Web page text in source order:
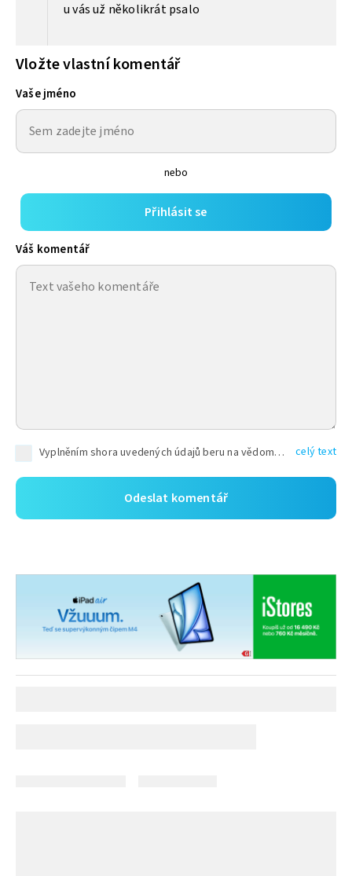
u vás už několikrát psalo
Vložte vlastní komentář
Vaše jméno
nebo
Přihlásit se
Váš komentář
Vyplněním shora uvedených údajů beru na vědomí, že společnost TEXT FACTORY s.r.o., sídlem Brno, Durďákova 336/29, Černá Pole, PSČ: 613 00, IČ: 06157831, zapsané u Krajského soudu v Brně, oddíl C, vložka 100399, bude zpracovávat mé osobní údaje uvedené v rámci mnou vyplněného registračního formuláře na základě oprávněných zájmů TEXT FACTORY s.r.o. dle čl. 6 odst. 1 písm. f) GDPR a pro splnění právních povinností (čl. 6 odst. 1 písm. c) GDPR), a to pro tyto účely: nezbytnost zajistit oprávnění návštěvníka webových stránek provozovaných společností TEXT FACTORY s.r.o. přispívat aktivně ke zveřejněným článkům nebo v rámci diskusních fór a výkon práv TEXT FACTORY s.r.o. jako administrátora těchto diskusních fór. Více informací o zpracování osobních údajů a právech lze nalézt v celý text